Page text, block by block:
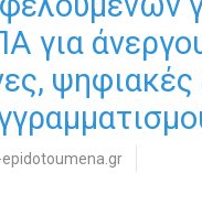
για
ψηφιακές
epidotoumena.gr